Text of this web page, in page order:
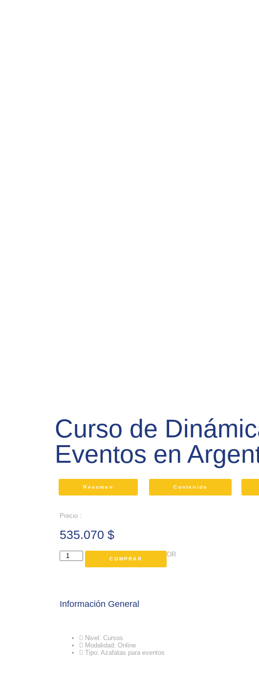
Curso de
Eventos en
Resumen Contenido
Precio :
535.070 $
COMPRAR
OR
Información General
Nivel: Cursos
Modalidad: Online
Tipo: Azafatas para eventos